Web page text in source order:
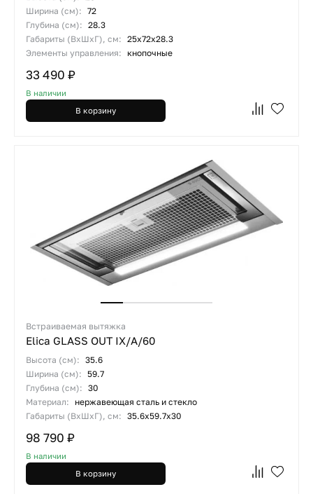
Ширина (см): 72
Глубина (см): 28.3
Габариты (ВхШхГ), см: 25х72х28.3
Элементы управления:
кнопочные
33 490 ₽
В наличии
В корзину
Встраиваемая вытяжка
Elica GLASS OUT IX/A/60
Высота (см): 35.6
Ширина (см): 59.7
Глубина (см): 30
Материал:
нержавеющая сталь и стекло
Габариты (ВхШхГ), см: 35.6x59.7x30
98 790 ₽
В наличии
В корзину